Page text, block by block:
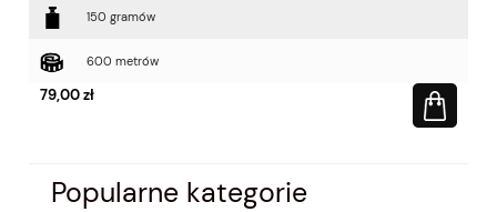
150 gramów
600 metrów
79,00 zł
Popularne kategorie